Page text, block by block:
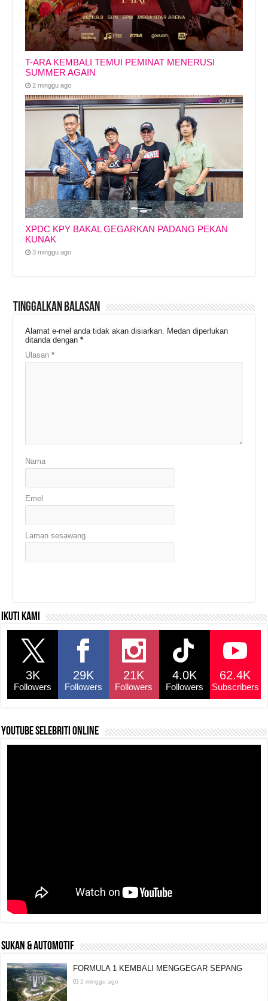
T-ARA KEMBALI TEMUI PEMINAT MENERUSI
SUMMER AGAIN
2 minggu ago
XPDC KPY BAKAL GEGARKAN PADANG PEKAN
KUNAK
3 minggu ago
Tinggalkan Balasan
Alamat e-mel anda tidak akan disiarkan. Medan diperlukan
ditanda dengan*
Ulasan*
Nama
Emel
Laman sesawang
Ikuti kami
3K
Followers
29K
Followers
21K
Followers
4.0K
Followers
62.4K
Subscribers
YouTube selebriti online
SUKAN & AUTOMOTIF
FORMULA 1 KEMBALI MENGGEGAR SEPANG
2 minggu ago